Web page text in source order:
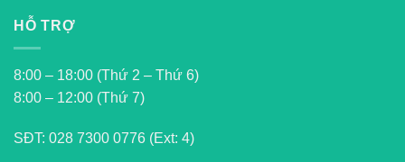
HỖ TRỢ
8:00 – 18:00 (Thứ 2 – Thứ 6)
8:00 – 12:00 (Thứ 7)
SĐT: 028 7300 0776 (Ext: 4)